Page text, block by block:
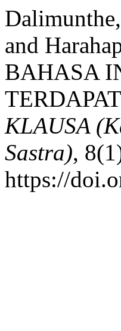
and
BAHASA
KLAUSA
Sastra),
https://